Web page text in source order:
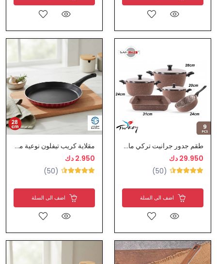
طقم جدور جرانيت تركي ماركة سافلون
29.950 دك
(50)
اضف الى السلة
مقلاية كريب تيفلون نوعية ممتازة
2.950 دك
(50)
اضف الى السلة